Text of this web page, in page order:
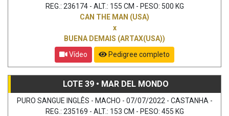
REG.: 236174 - ALT.: 155 CM - PESO: 500 KG
CAN THE MAN (USA)
x
BUENA DEMAIS (ARTAX(USA))
Vídeo
Pedigree completo
LOTE 39 • MAR DEL MONDO
PURO SANGUE INGLÊS - MACHO - 07/07/2022 - CASTANHA -
REG.: 235169 - ALT.: 153 CM - PESO: 455 KG